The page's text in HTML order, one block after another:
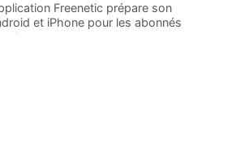
Freenetic prépare son
et iPhone pour les abonnés
la